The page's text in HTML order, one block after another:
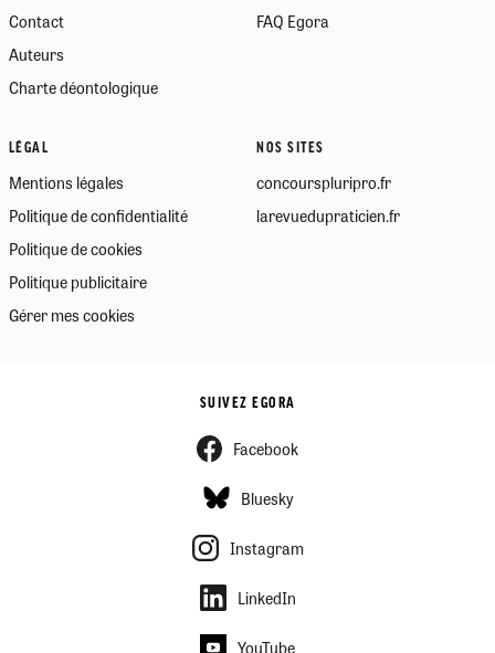
Contact
Auteurs
Charte déontologique
FAQ Egora
LÉGAL
Mentions légales
Politique de confidentialité
Politique de cookies
Politique publicitaire
Gérer mes cookies
NOS SITES
concourspluripro.fr
larevuedupraticien.fr
SUIVEZ EGORA
Facebook
Bluesky
Instagram
LinkedIn
YouTube